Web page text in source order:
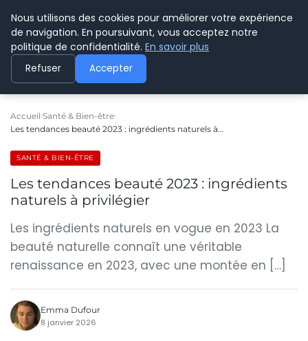
CYBERPARAPHARMACIE
Accueil Santé & Bien-être
Les tendances beauté 2023 : ingrédients naturels à…
SANTÉ & BIEN-ÊTRE
Les tendances beauté 2023 : ingrédients
naturels à privilégier
Les ingrédients naturels en vogue en 2023 La
beauté naturelle connaît une véritable
renaissance en 2023, avec une montée en […]
Emma Dufour
8 janvier 2026
Nous utilisons des cookies pour améliorer votre expérience
de navigation. En poursuivant, vous acceptez notre
politique de confidentialité. En savoir plus
Refuser Accepter